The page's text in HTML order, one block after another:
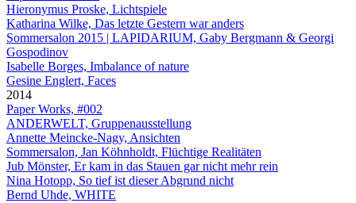
Hieronymus Proske, Lichtspiele
Katharina Wilke, Das letzte Gestern war anders
Sommersalon 2015 | LAPIDARIUM, Gaby Bergmann & Georgi
Gospodinov
Isabelle Borges, Imbalance of nature
Gesine Englert, Faces
2014
Paper Works, #002
ANDERWELT, Gruppenausstellung
Annette Meincke-Nagy, Ansichten
Sommersalon, Jan Köhnholdt, Flüchtige Realitäten
Jub Mönster, Er kam in das Stauen gar nicht mehr rein
Nina Hotopp, So tief ist dieser Abgrund nicht
Bernd Uhde, WHITE